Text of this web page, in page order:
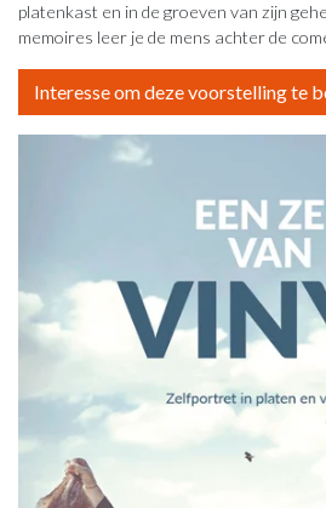
platenkast en in de groeven van zijn
memoires leer je de mens achter de
Interesse om deze voorstelling te